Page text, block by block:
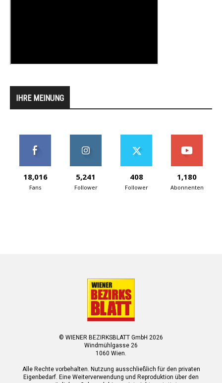
IHRE MEINUNG
18,016
Fans
5,241
Follower
408
Follower
1,180
Abonnenten
© WIENER BEZIRKSBLATT GmbH 2026
Windmühlgasse 26
1060 Wien.
Alle Rechte vorbehalten. Nutzung ausschließlich für den privaten
Eigenbedarf. Eine Weiterverwendung und Reproduktion über den